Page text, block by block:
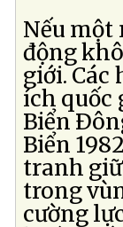
Nếu một
động
giới. Các
ích quốc
Biển
Biển
tranh
trong
cường